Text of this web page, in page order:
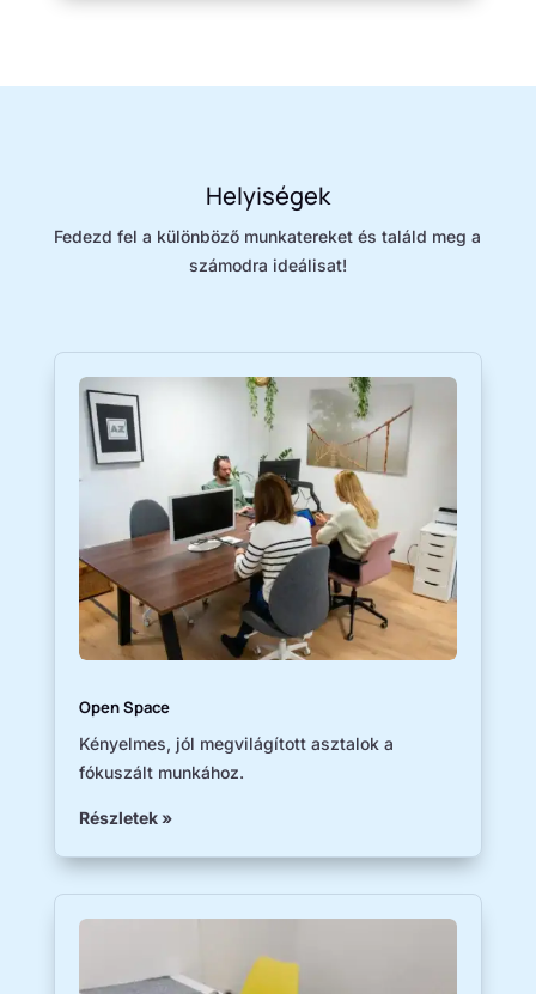
Helyiségek
Fedezd fel a különböző munkatereket és találd meg a
számodra ideálisat!
Open Space
​Kényelmes, jól megvilágított asztalok a
fókuszált munkához.
Részletek »